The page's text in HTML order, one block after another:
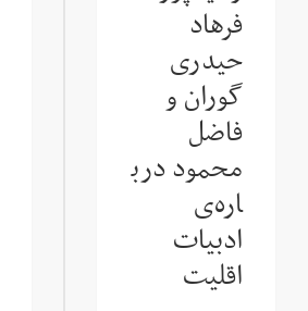
فرهاد
حیدری
گوران و
فاضل
محمود درب
اره‌ی
ادبیات
اقلیت